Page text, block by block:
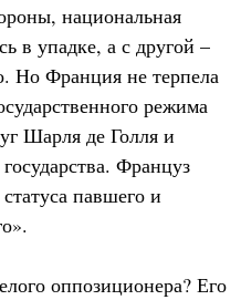
национальная
в упадке, а с другой –
Но Франция не терпела
режима
Шарля де Голля и
Француз
павшего и
оппозиционера? Его